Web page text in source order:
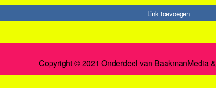
Link toevoegen
Copyright © 2021 Onderdeel van BaakmanMedia&